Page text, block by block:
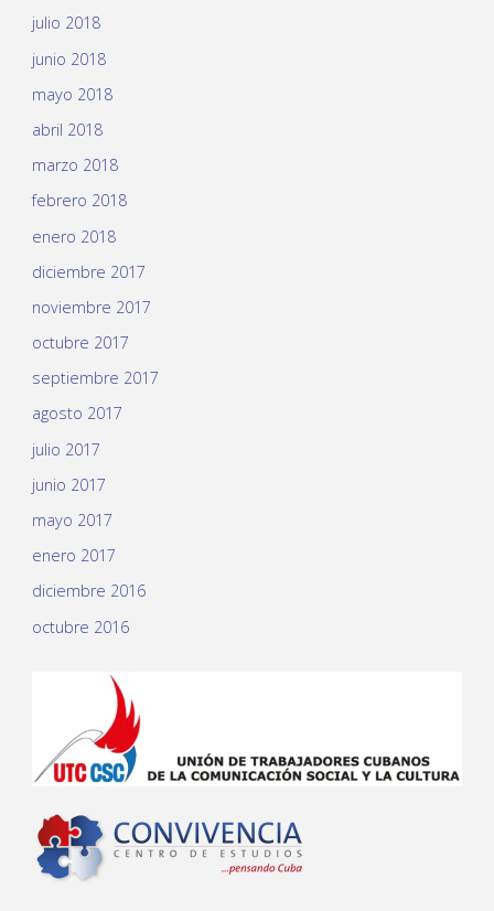
julio 2018
junio 2018
mayo 2018
abril 2018
marzo 2018
febrero 2018
enero 2018
diciembre 2017
noviembre 2017
octubre 2017
septiembre 2017
agosto 2017
julio 2017
junio 2017
mayo 2017
enero 2017
diciembre 2016
octubre 2016